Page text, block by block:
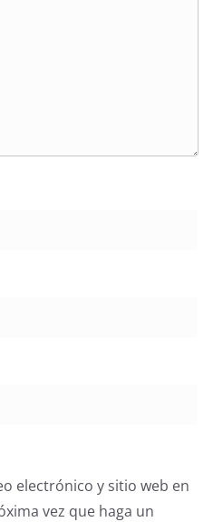
electrónico y sitio web en
vez que haga un